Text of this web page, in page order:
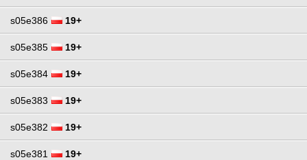
s05e386 19+
s05e385 19+
s05e384 19+
s05e383 19+
s05e382 19+
s05e381 19+